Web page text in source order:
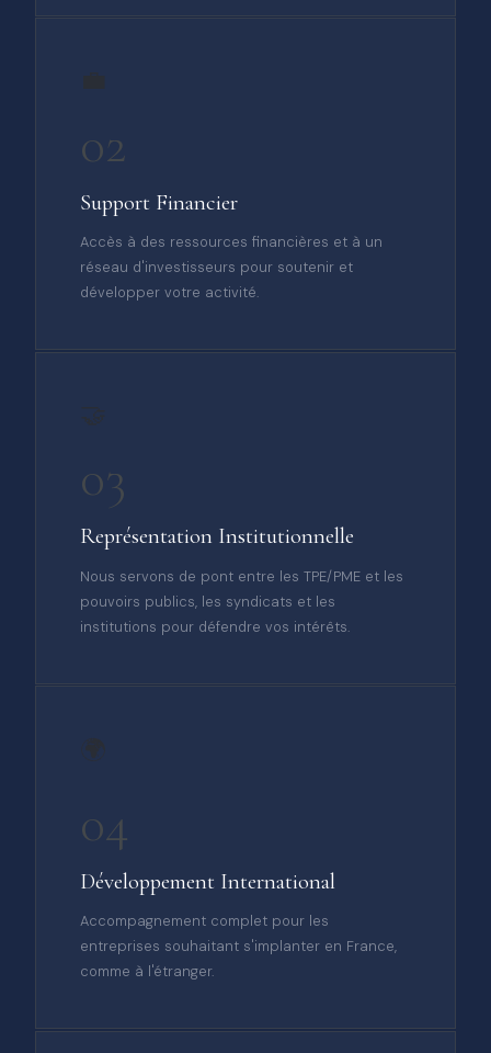
02
Support Financier
Accès à des ressources financières et à un
réseau d'investisseurs pour soutenir et
développer votre activité.
03
Représentation Institutionnelle
Nous servons de pont entre les TPE/PME et les
pouvoirs publics, les syndicats et les
institutions pour défendre vos intérêts.
04
Développement International
Accompagnement complet pour les
entreprises souhaitant s'implanter en France,
comme à l'étranger.